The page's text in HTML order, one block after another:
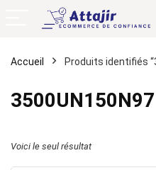
Accueil Produits identifiés
3500UN150N97
Voici le seul résultat